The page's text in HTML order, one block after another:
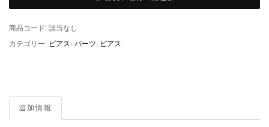
商品コード: 該当なし
カテゴリー: ピアス- パーツ ピアス
追加情報